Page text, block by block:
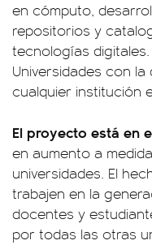
en cómputo,
repositorios y
tecnologías
Universidades con
cualquier institución
El proyecto está en
en aumento a
universidades. El
trabajen en la
docentes y
por todas las otras